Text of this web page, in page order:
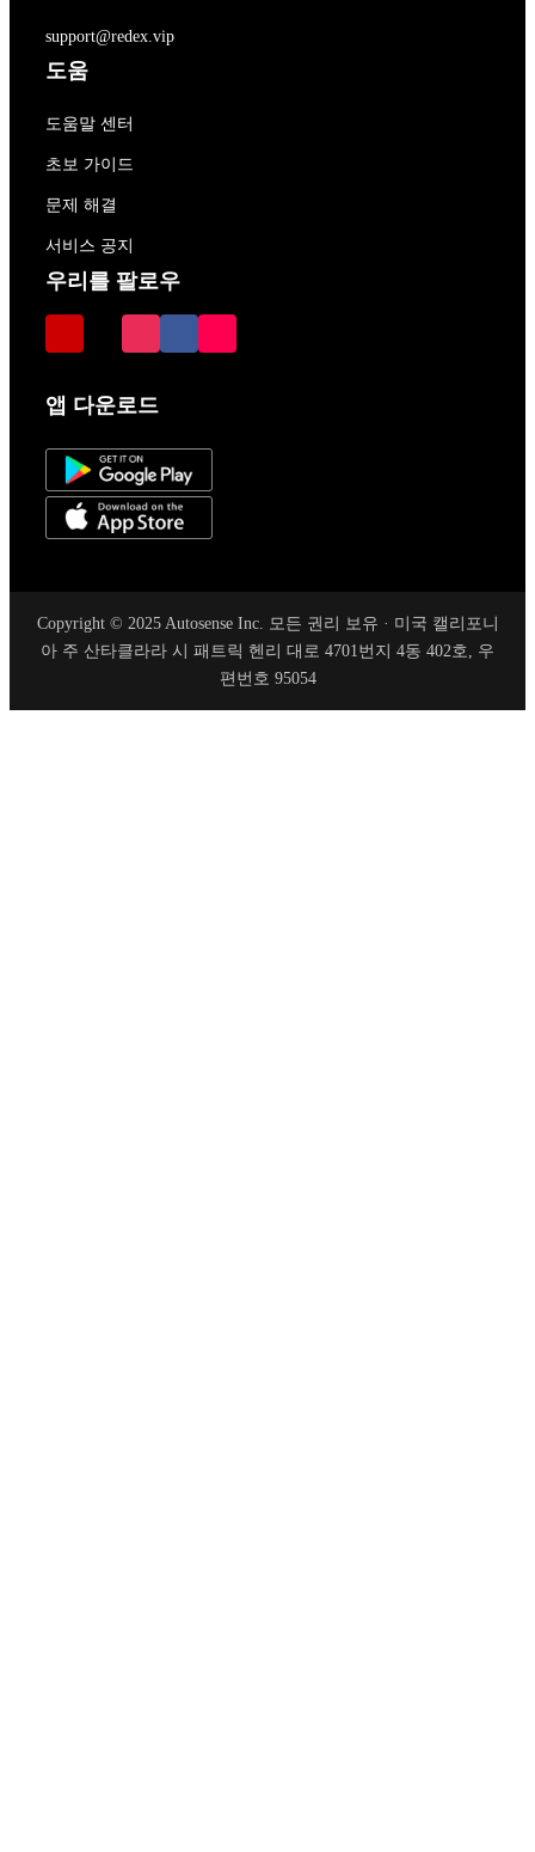
support@redex.vip
도움
도움말 센터
초보 가이드
문제 해결
서비스 공지
우리를 팔로우
앱 다운로드
Copyright © 2025 Autosense Inc. 모든 권리 보유 · 미국 캘리포니
아 주 산타클라라 시 패트릭 헨리 대로 4701번지 4동 402호, 우
편번호 95054